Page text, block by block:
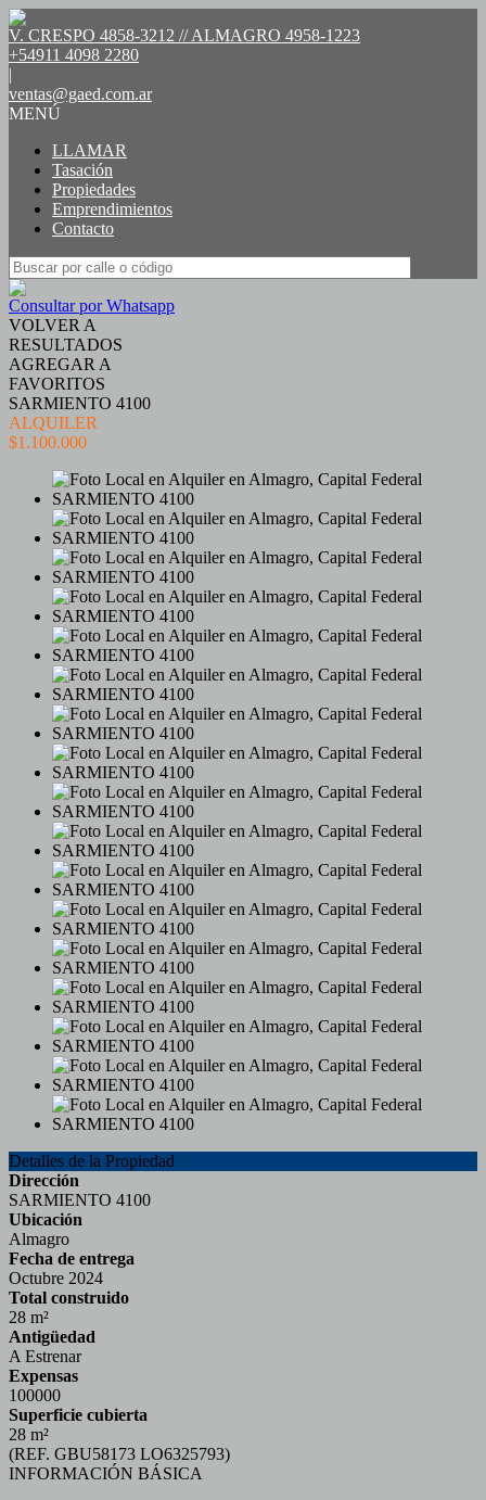
V. CRESPO 4858-3212 // ALMAGRO 4958-1223
+54911 4098 2280
|
ventas@gaed.com.ar
MENÚ
LLAMAR
Tasación
Propiedades
Emprendimientos
Contacto
Consultar por Whatsapp
VOLVER A
RESULTADOS
AGREGAR A
FAVORITOS
SARMIENTO 4100
ALQUILER
$1.100.000
Detalles de la Propiedad
Dirección
SARMIENTO 4100
Ubicación
Almagro
Fecha de entrega
Octubre 2024
Total construido
28 m²
Antigüedad
A Estrenar
Expensas
100000
Superficie cubierta
28 m²
(REF. GBU58173 LO6325793)
INFORMACIÓN BÁSICA